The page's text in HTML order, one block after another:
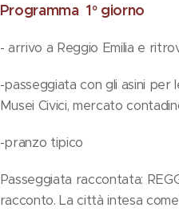
Programma 1° giorno
- arrivo a Reggio Emilia e
-passeggiata con gli asini per
Musei Civici, mercato
-pranzo tipico
Passeggiata raccontata:
racconto. La città intesa